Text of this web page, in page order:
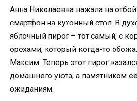
Анна Николаевна нажала на
смартфон на кухонный стол. В
яблочный пирог – тот самый, с
орехами, который когда-то
Максим. Теперь этот пирог
домашнего уюта, а памятником
ожиданиям.